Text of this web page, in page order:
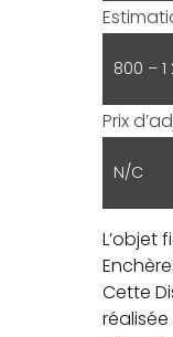
800 –
Prix
N/C
L’objet
Cette